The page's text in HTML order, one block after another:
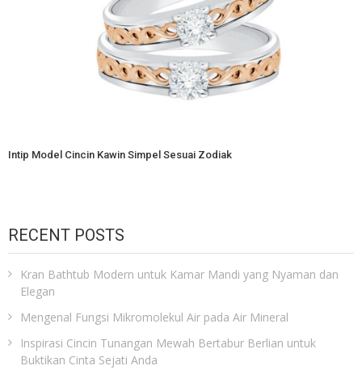
Intip Model Cincin Kawin Simpel Sesuai Zodiak
RECENT POSTS
Kran Bathtub Modern untuk Kamar Mandi yang Nyaman dan
Elegan
Mengenal Fungsi Mikromolekul Air pada Air Mineral
Inspirasi Cincin Tunangan Mewah Bertabur Berlian untuk
Buktikan Cinta Sejati Anda